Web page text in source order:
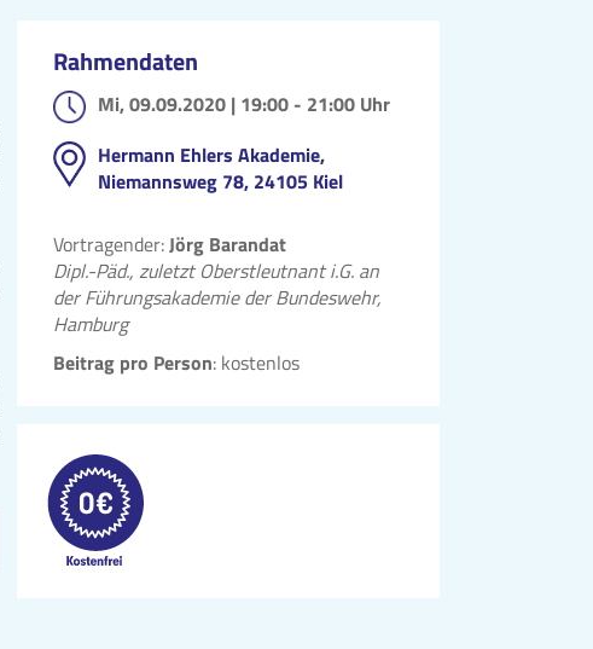
Rahmendaten
Mi, 09.09.2020 | 19:00 - 21:00 Uhr
Hermann Ehlers Akademie,
Niemannsweg 78, 24105 Kiel
Vortragender:Jörg Barandat
Dipl.-Päd., zuletzt Oberstleutnant i.G. an
der Führungsakademie der Bundeswehr,
Hamburg
Beitrag pro Person: kostenlos